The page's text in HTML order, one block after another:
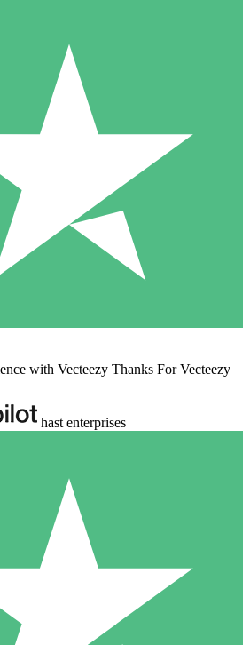
with Vecteezy Thanks For Vecteezy
hast enterprises